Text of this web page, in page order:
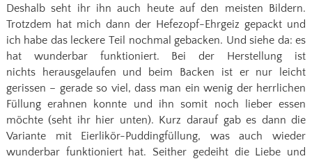
Deshalb seht ihr ihn auch heute auf den meisten Bildern.
Trotzdem hat mich dann der Hefezopf-Ehrgeiz gepackt und
ich habe das leckere Teil nochmal gebacken. Und siehe da: es
hat wunderbar funktioniert. Bei der Herstellung ist
nichts herausgelaufen und beim Backen ist er nur leicht
gerissen – gerade so viel, dass man ein wenig der herrlichen
Füllung erahnen konnte und ihn somit noch lieber essen
möchte (seht ihr hier unten). Kurz darauf gab es dann die
Variante mit Eierlikör-Puddingfüllung, was auch wieder
wunderbar funktioniert hat. Seither gedeiht die Liebe und